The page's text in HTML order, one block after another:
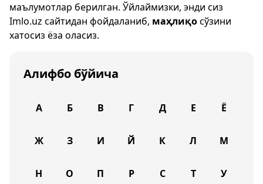
маълумотлар берилган. Ўйлаймизки, энди сиз
Imlo.uz сайтидан фойдаланиб, маҳлиқосўзини
хатосиз ёза оласиз.
Алифбо бўйича
А Б В Г Д Е Ё
Ж З И Й К Л М
Н О П Р С Т У